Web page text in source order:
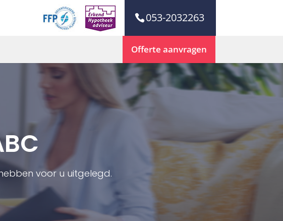
053-2032263
Offerte aanvragen
voor u uitgelegd.